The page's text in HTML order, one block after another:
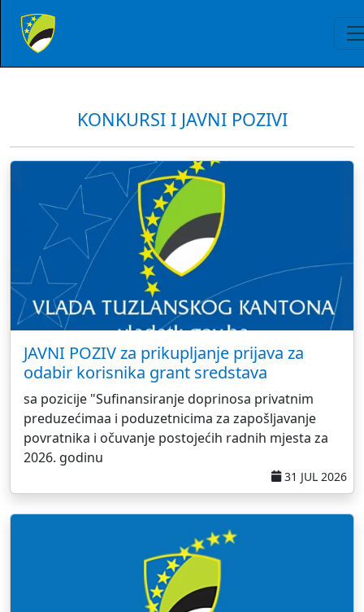
KONKURSI I JAVNI POZIVI
JAVNI POZIV za prikupljanje prijava za
odabir korisnika grant sredstava
sa pozicije "Sufinansiranje doprinosa privatnim
preduzećimaa i poduzetnicima za zapošljavanje
povratnika i očuvanje postojećih radnih mjesta za
2026. godinu
31 JUL 2026